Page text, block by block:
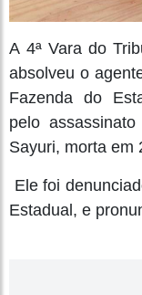
A 4ª Vara do
absolveu o
Fazenda do
pelo
Sayuri, morta em
Ele foi
Estadual, e